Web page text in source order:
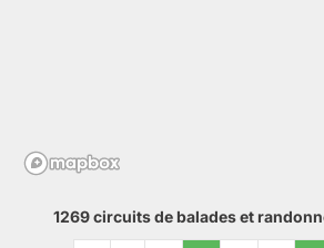
1269 circuits de balades et